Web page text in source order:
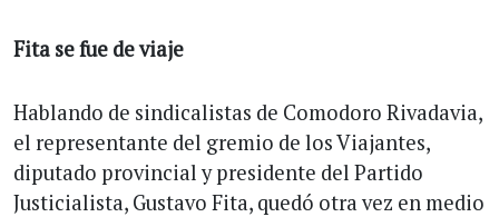
Fita se fue de viaje
Hablando de sindicalistas de Comodoro Rivadavia,
el representante del gremio de los Viajantes,
diputado provincial y presidente del Partido
Justicialista, Gustavo Fita, quedó otra vez en medio